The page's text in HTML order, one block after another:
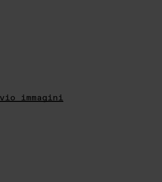
immagini